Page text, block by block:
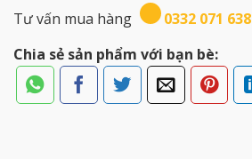
Tư vấn mua hàng
0332 071 638
Chia sẻ sản phẩm với bạn bè: